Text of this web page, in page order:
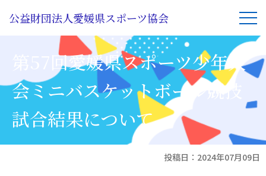
公益財団法人愛媛県スポーツ協会
第57回愛媛県スポーツ少年大
会ミニバスケットボール競技
試合結果について
投稿日： 2024年07月09日